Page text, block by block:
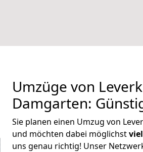
Umzüge von
Damgarten:
Sie planen einen Umzug von
und möchten dabei möglichst
uns genau richtig! Unser